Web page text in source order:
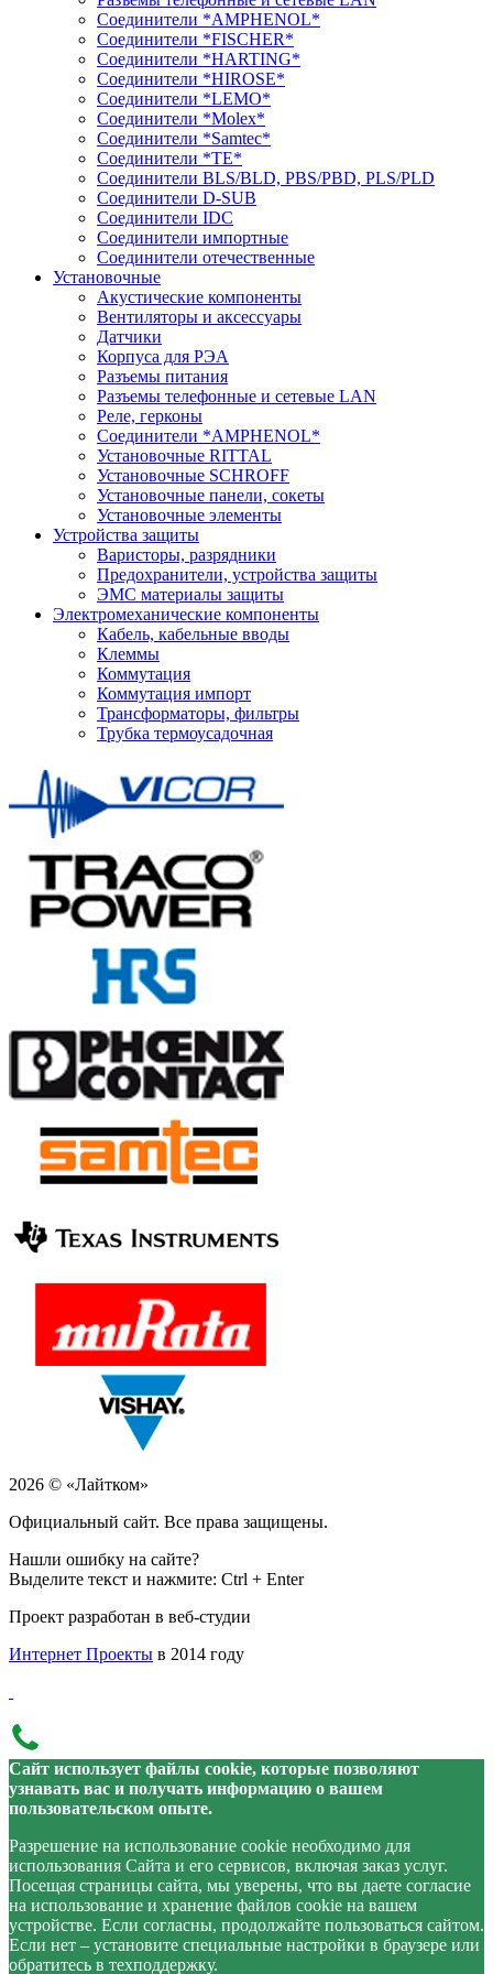
Соединители *AMPHENOL*
Соединители *FISCHER*
Соединители *HARTING*
Соединители *HIROSE*
Соединители *LEMO*
Соединители *Molex*
Соединители *Samtec*
Соединители *TE*
Соединители BLS/BLD, PBS/PBD, PLS/PLD
Соединители D-SUB
Соединители IDC
Соединители импортные
Соединители отечественные
Установочные
Акустические компоненты
Вентиляторы и аксессуары
Датчики
Корпуса для РЭА
Разъемы питания
Разъемы телефонные и сетевые LAN
Реле, герконы
Соединители *AMPHENOL*
Установочные RITTAL
Установочные SCHROFF
Установочные панели, сокеты
Установочные элементы
Устройства защиты
Варисторы, разрядники
Предохранители, устройства защиты
ЭМС материалы защиты
Электромеханические компоненты
Кабель, кабельные вводы
Клеммы
Коммутация
Коммутация импорт
Трансформаторы, фильтры
Трубка термоусадочная
2026 © «Лайтком»
Официальный сайт. Все права защищены.
Нашли ошибку на сайте?
Выделите текст и нажмите: Ctrl + Enter
Проект разработан в веб-студии
Интернет Проекты в 2014 году
Сайт использует файлы cookie, которые позволяют
узнавать вас и получать информацию о вашем
пользовательском опыте.
Разрешение на использование cookie необходимо для
использования Сайта и его сервисов, включая заказ услуг.
Посещая страницы сайта, мы уверены, что вы даете согласие
на использование и хранение файлов cookie на вашем
устройстве. Если согласны, продолжайте пользоваться сайтом.
Если нет – установите специальные настройки в браузере или
обратитесь в техподдержку.